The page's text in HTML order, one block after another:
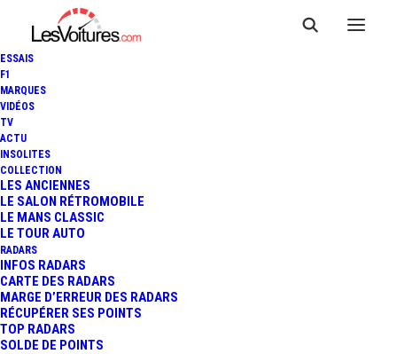
ESSAIS
F1
MARQUES
VIDÉOS
TV
ACTU
INSOLITES
COLLECTION
LES ANCIENNES
LE SALON RÉTROMOBILE
LE MANS CLASSIC
LE TOUR AUTO
RADARS
INFOS RADARS
CARTE DES RADARS
MARGE D’ERREUR DES RADARS
RÉCUPÉRER SES POINTS
TOP RADARS
SOLDE DE POINTS
CIRCULATION "OLYMPIQUES"
4 Minutes